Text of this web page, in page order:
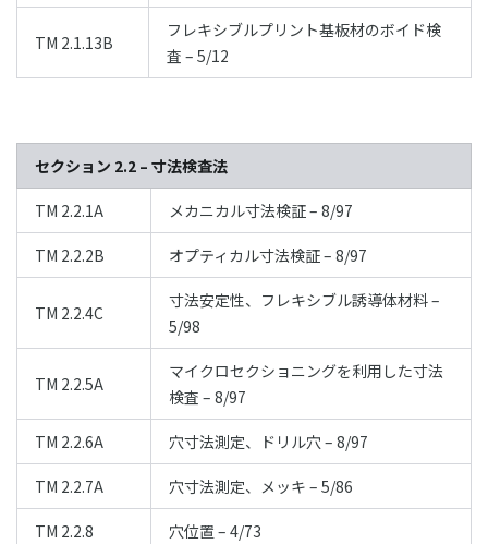
TM 2.1.13B
フレキシブルプリント基板材のボイド検
査 – 5/12
セクション 2.2 – 寸法検査法
TM 2.2.1A メカニカル寸法検証 – 8/97
TM 2.2.2B オプティカル寸法検証 – 8/97
TM 2.2.4C
寸法安定性、フレキシブル誘導体材料 –
5/98
TM 2.2.5A
マイクロセクショニングを利用した寸法
検査 – 8/97
TM 2.2.6A 穴寸法測定、ドリル穴 – 8/97
TM 2.2.7A 穴寸法測定、メッキ – 5/86
TM 2.2.8 穴位置 – 4/73